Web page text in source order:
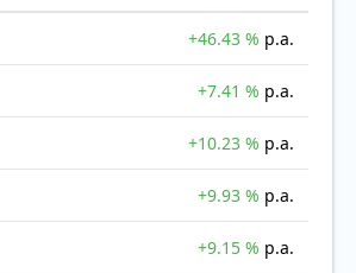
+46.43 % p.a.
+7.41 % p.a.
+10.23 % p.a.
+9.93 % p.a.
+9.15 % p.a.